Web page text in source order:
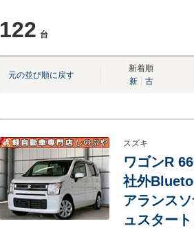
122 台
元の並び順に戻す
新着順
新
古
スズキ
ワゴンR
社外
アランス
ュスター